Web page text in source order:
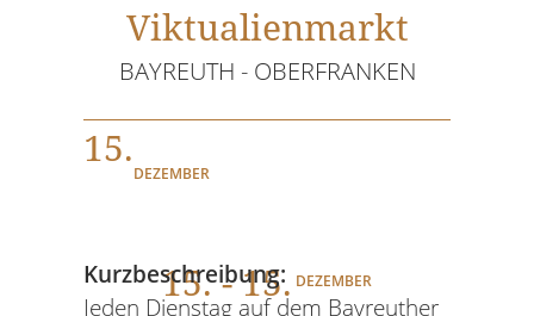
Viktualienmarkt
BAYREUTH - OBERFRANKEN
15.
DEZEMBER
15. - 15. DEZEMBER
Kurzbeschreibung:
Jeden Dienstag auf dem Bayreuther